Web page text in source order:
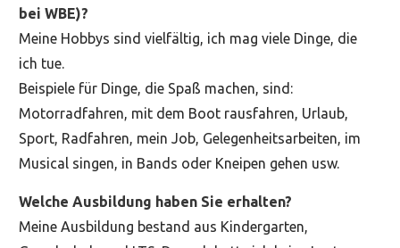
bei WBE)?
Meine Hobbys sind vielfältig, ich mag viele Dinge, die
ich tue.
Beispiele für Dinge, die Spaß machen, sind:
Motorradfahren, mit dem Boot rausfahren, Urlaub,
Sport, Radfahren, mein Job, Gelegenheitsarbeiten, im
Musical singen, in Bands oder Kneipen gehen usw.
Welche Ausbildung haben Sie erhalten?
Meine Ausbildung bestand aus Kindergarten,